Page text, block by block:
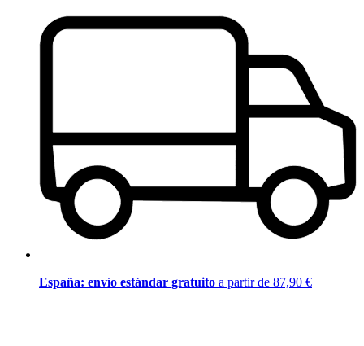
España: envío estándar gratuito a partir de 87,90 €